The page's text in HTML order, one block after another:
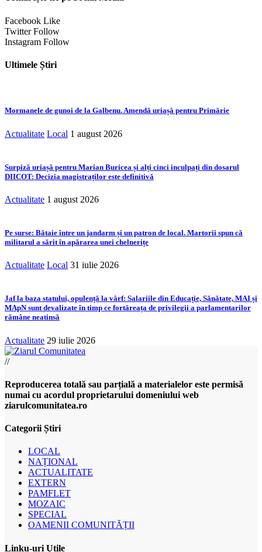
Facebook Like
Twitter Follow
Instagram Follow
Ultimele Știri
Mormanele de gunoi de la Galbenu. Amendă uriașă pentru Primărie
Actualitate Local 1 august 2026
Surpiză uriașă pentru Marian Buricea și alți cinci inculpați din dosarul
DIICOT: Decizia magistraților este definitivă
Actualitate 1 august 2026
Pe surse: Bătaie între un jandarm și un patron de local. Martorii spun că
militarul a sărit în apărarea unei chelnerițe
Actualitate Local 31 iulie 2026
Jaf la baza statului, opulență la vârf: Salariile din Educație, Sănătate, MAI și
MApN sunt devalizate în timp ce fortăreața de privilegii a parlamentarilor
rămâne neatinsă
Actualitate 29 iulie 2026
//
Reproducerea totală sau parțială a materialelor este permisă
numai cu acordul proprietarului domeniului web
ziarulcomunitatea.ro
Categorii Știri
LOCAL
NAȚIONAL
ACTUALITATE
EXTERN
PAMFLET
MOZAIC
SPECIAL
OAMENII COMUNITĂȚII
Linku-uri Utile